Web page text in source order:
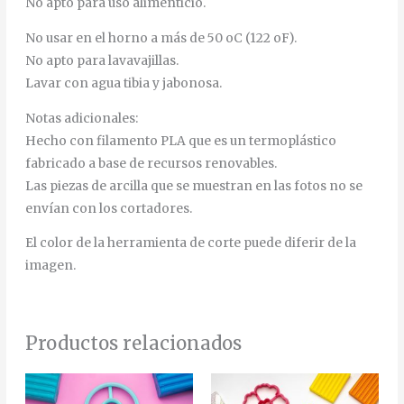
No apto para uso alimenticio.
No usar en el horno a más de 50 oC (122 oF).
No apto para lavavajillas.
Lavar con agua tibia y jabonosa.
Notas adicionales:
Hecho con filamento PLA que es un termoplástico
fabricado a base de recursos renovables.
Las piezas de arcilla que se muestran en las fotos no se
envían con los cortadores.
El color de la herramienta de corte puede diferir de la
imagen.
Productos relacionados
Rango
de
Rango
de
Este
Rango
Rango
Este